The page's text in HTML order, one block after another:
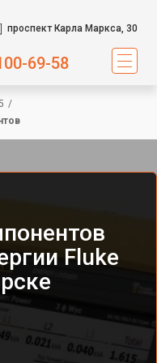
проспект Карла Маркса, 30
69-58
/
Fluke